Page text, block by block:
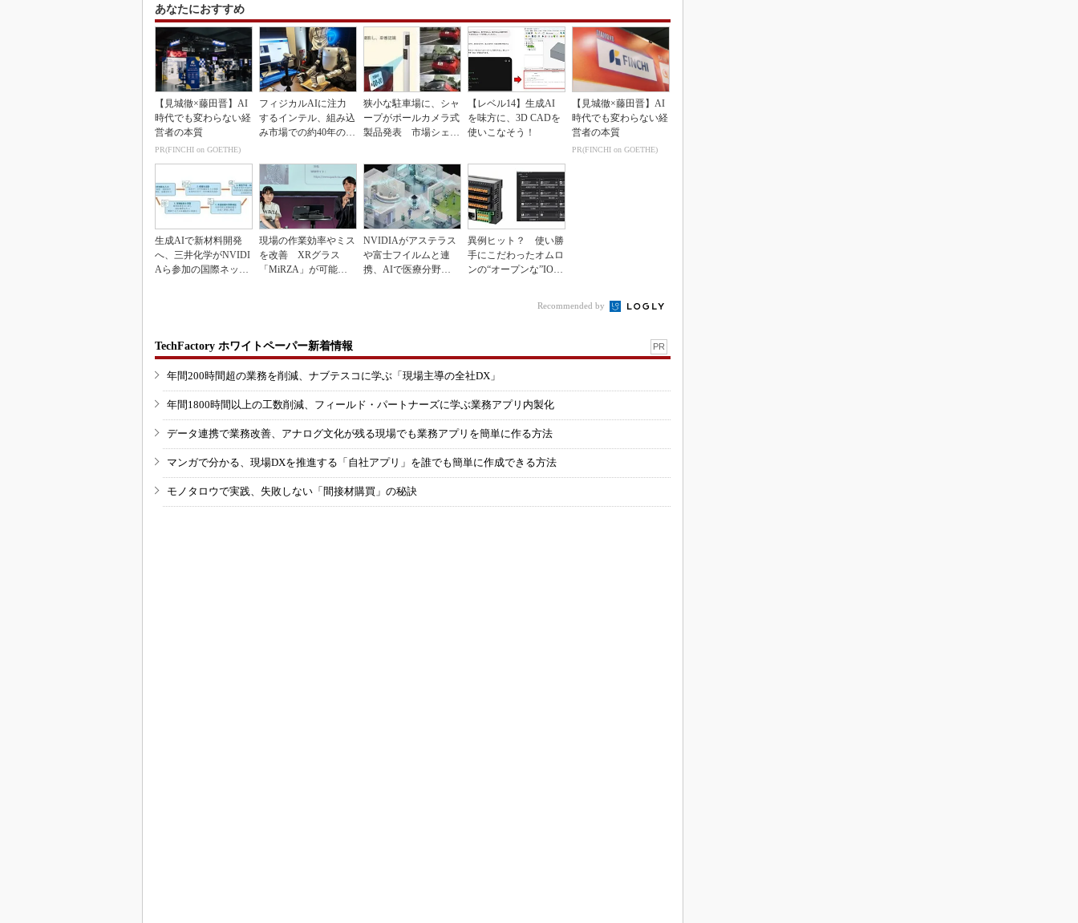
あなたにおすすめ
【見城徹×藤田晋】AI
時代でも変わらない経
営者の本質
PR(FINCHI on GOETHE)
フィジカルAIに注力
するインテル、組み込
み市場での約40年の実
狭小な駐車場に、シャ
ープがポールカメラ式
製品発表 市場シェア
【レベル14】生成AI
を味方に、3D CADを
使いこなそう！
【見城徹×藤田晋】AI
時代でも変わらない経
営者の本質
PR(FINCHI on GOETHE)
生成AIで新材料開発
へ、三井化学がNVIDI
Aら参加の国際ネット
現場の作業効率やミス
を改善 XRグラス
「MiRZA」が可能に
NVIDIAがアステラス
や富士フイルムと連
携、AIで医療分野支
異例ヒット？ 使い勝
手にこだわったオムロ
ンの“オープンな”IO-L
Recommended by
TechFactory ホワイトペーパー新着情報 PR
年間200時間超の業務を削減、ナブテスコに学ぶ「現場主導の全社DX」
年間1800時間以上の工数削減、フィールド・パートナーズに学ぶ業務アプリ内製化
データ連携で業務改善、アナログ文化が残る現場でも業務アプリを簡単に作る方法
マンガで分かる、現場DXを推進する「自社アプリ」を誰でも簡単に作成できる方法
モノタロウで実践、失敗しない「間接材購買」の秘訣